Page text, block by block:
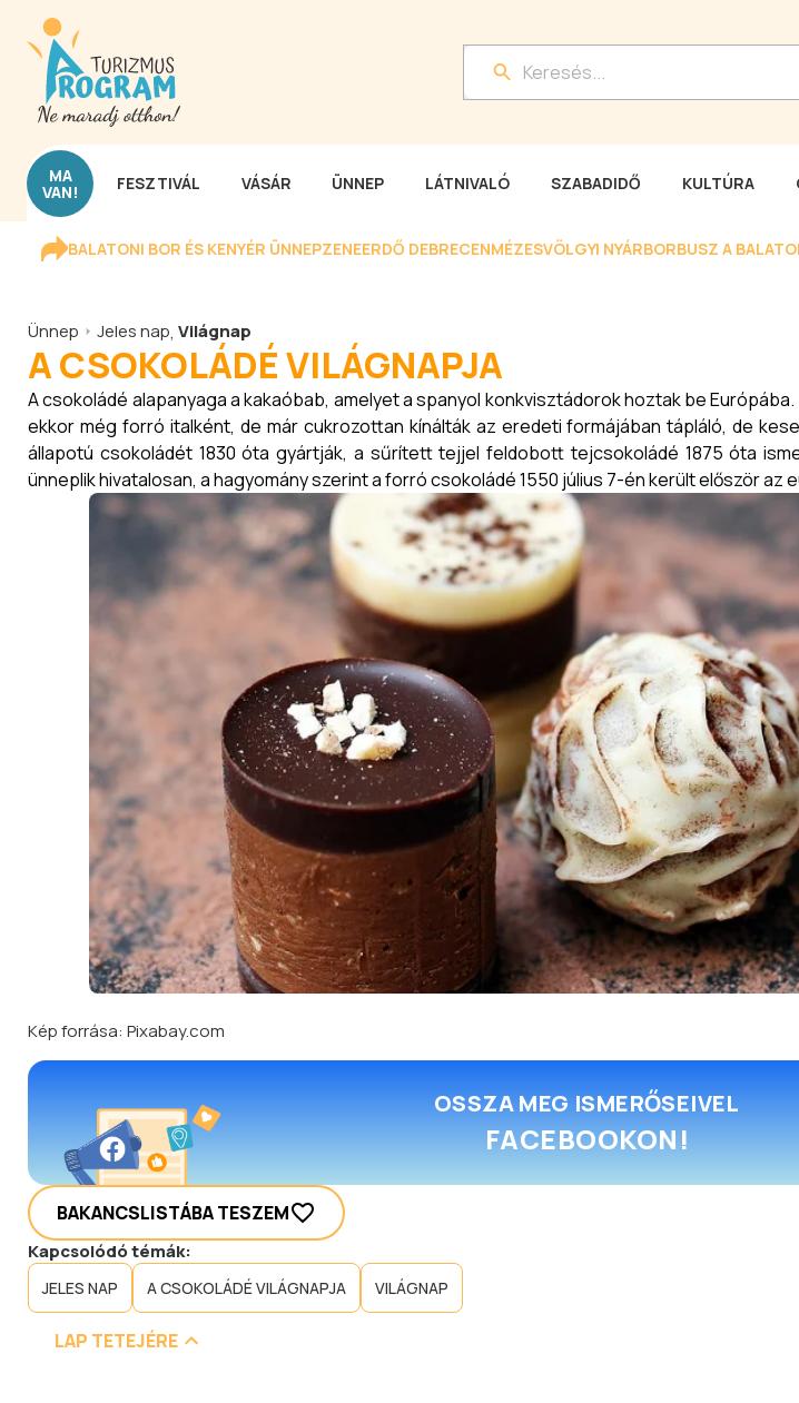
MA
VAN! FESZTIVÁL VÁSÁR ÜNNEP LÁTNIVALÓ SZABADIDŐ KULTÚRA
BALATONI BOR ÉS KENYÉR ÜNNEPZENEERDŐ DEBRECENMÉZESVÖLGYI NYÁRBORBUSZ A
Ünnep Jeles nap, Világnap
A CSOKOLÁDÉ VILÁGNAPJA
A csokoládé alapanyaga a kakaóbab, amelyet a spanyol konkvisztádorok hoztak be
ekkor még forró italként, de már cukrozottan kínálták az eredeti formájában tápláló, de
állapotú csokoládét 1830 óta gyártják, a sűrített tejjel feldobott tejcsokoládé 1875 óta
ünneplik hivatalosan, a hagyomány szerint a forró csokoládé 1550 július 7-én került először az
Kép forrása: Pixabay.com
OSSZA MEG ISMERŐSEIVEL
FACEBOOKON!
BAKANCSLISTÁBA TESZEM
Kapcsolódó témák:
JELES NAP A CSOKOLÁDÉ VILÁGNAPJA VILÁGNAP
LAP TETEJÉRE